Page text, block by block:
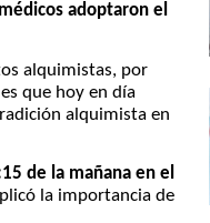
adoptaron el
alquimistas, por
que hoy en día
alquimista en
de la mañana en el
la importancia de